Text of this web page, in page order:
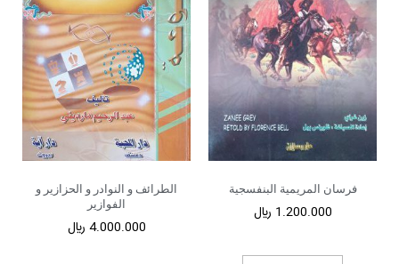
فرسان المریمیة البنفسجیة
1.200.000 ﷼
الطرائف و النوادر و الحزازیر و
الفوازیر
4.000.000 ﷼